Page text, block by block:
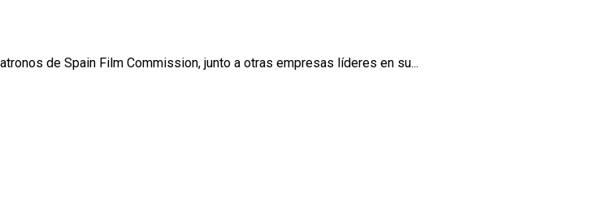
de Spain Film Commission, junto a otras empresas líderes en su...